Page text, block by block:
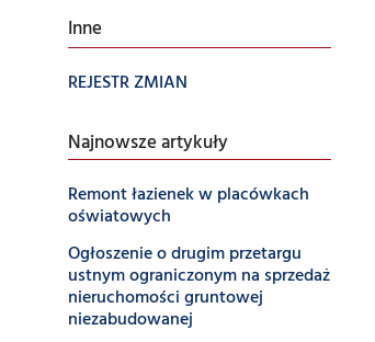
Inne
REJESTR ZMIAN
Najnowsze artykuły
Remont łazienek w placówkach
oświatowych
Ogłoszenie o drugim przetargu
ustnym ograniczonym na sprzedaż
nieruchomości gruntowej
niezabudowanej